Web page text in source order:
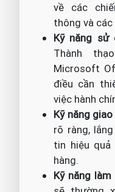
về các
thông và
Kỹ năng sử
Thành
Microsoft
điều cần
việc hành
Kỹ năng
rõ ràng,
tin hiệu quả
hàng.
Kỹ năng